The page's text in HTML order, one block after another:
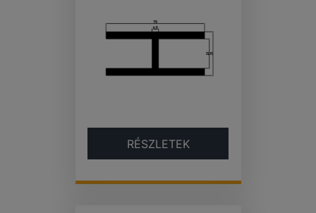
RÉSZLETEK